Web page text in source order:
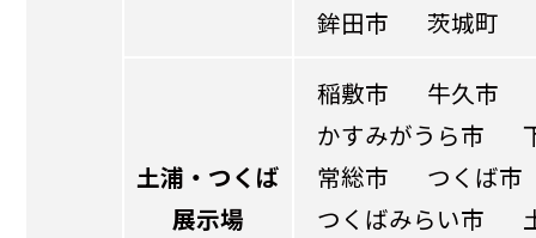
鉾田市
茨城町
土浦・つくば
展示場
稲敷市
牛久市
かすみがうら市
常総市
つくば市
つくばみらい市